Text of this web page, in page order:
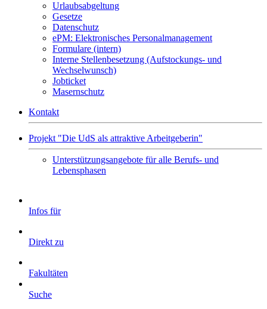
Urlaubsabgeltung
Gesetze
Datenschutz
ePM: Elektronisches Personalmanagement
Formulare (intern)
Interne Stellenbesetzung (Aufstockungs- und
Wechselwunsch)
Jobticket
Masernschutz
Kontakt
Projekt "Die UdS als attraktive Arbeitgeberin"
Unterstützungsangebote für alle Berufs- und
Lebensphasen
Infos für
Direkt zu
Fakultäten
Suche